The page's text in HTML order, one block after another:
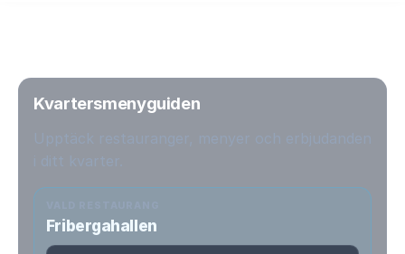
Kvartersmenyguiden
Fribergahallen